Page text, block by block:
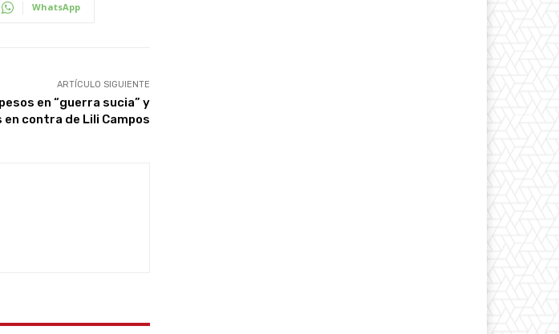
WhatsApp
ARTÍCULO SIGUIENTE
en “guerra sucia” y
contra de Lili Campos